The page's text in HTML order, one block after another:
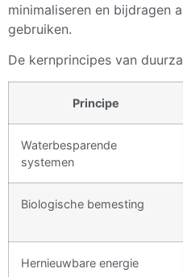
minimaliseren en bijdragen
gebruiken.
De kernprincipes van
Principe
Waterbesparende
systemen
Biologische bemesting
Hernieuwbare energie